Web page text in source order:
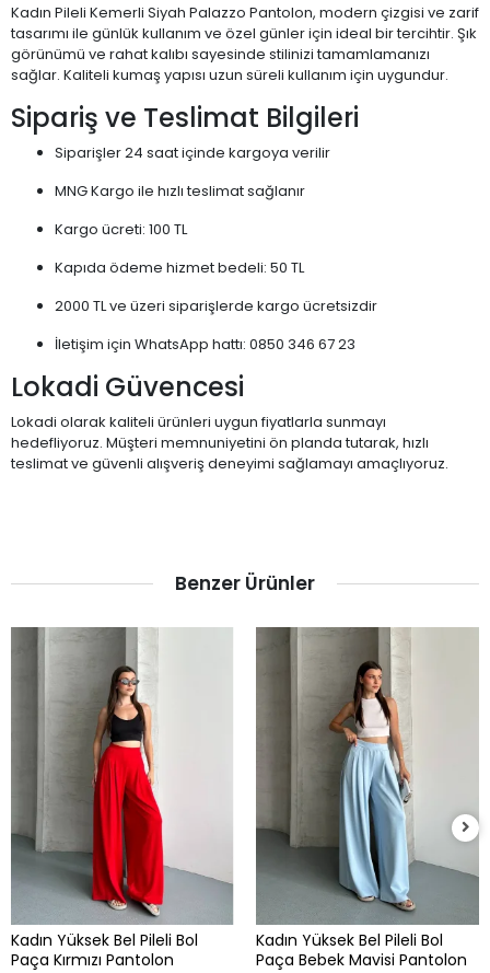
Kadın Pileli Kemerli Siyah Palazzo Pantolon, modern çizgisi ve zarif
tasarımı ile günlük kullanım ve özel günler için ideal bir tercihtir. Şık
görünümü ve rahat kalıbı sayesinde stilinizi tamamlamanızı
sağlar. Kaliteli kumaş yapısı uzun süreli kullanım için uygundur.
Sipariş ve Teslimat Bilgileri
Siparişler 24 saat içinde kargoya verilir
MNG Kargo ile hızlı teslimat sağlanır
Kargo ücreti: 100 TL
Kapıda ödeme hizmet bedeli: 50 TL
2000 TL ve üzeri siparişlerde kargo ücretsizdir
İletişim için WhatsApp hattı: 0850 346 67 23
Lokadi Güvencesi
Lokadi olarak kaliteli ürünleri uygun fiyatlarla sunmayı
hedefliyoruz. Müşteri memnuniyetini ön planda tutarak, hızlı
teslimat ve güvenli alışveriş deneyimi sağlamayı amaçlıyoruz.
Benzer Ürünler
Kadın Yüksek Bel Pileli Bol
Paça Kırmızı Pantolon
Kadın Yüksek Bel Pileli Bol
Paça Bebek Mavisi Pantolon